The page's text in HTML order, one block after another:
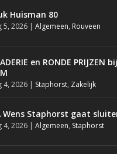
Huisman 80
5, 2026 |Algemeen, Rouveen
en RONDE PRIJZEN
4, 2026 | Staphorst, Zakelijk
Wens Staphorst gaat
4, 2026 |Algemeen, Staphorst